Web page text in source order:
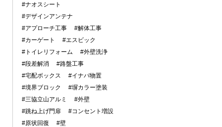
#ナオスシート
#デザインアンテナ
#アプローチ工事
#解体工事
#カーゲート
#エスビック
#トイレリフォーム
#外壁洗浄
#段差解消
#路盤工事
#宅配ボックス
#イナバ物置
#境界ブロック
#塀カラー塗装
#三協立山アルミ
#外壁
#跳ね上げ門扉
#コンセント増設
#原状回復
#壁